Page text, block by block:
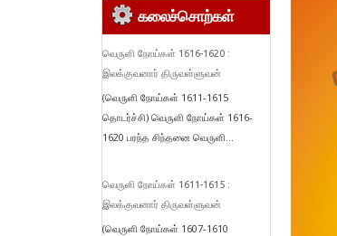
கலைச்சொற்கள்
வெருளி நோய்கள் 1616-1620 :
இலக்குவனார் திருவள்ளுவன்
(வெருளி நோய்கள் 1611-1615
தொடர்ச்சி) வெருளி நோய்கள் 1616-
1620 பரந்த சிந்தனை வெருளி...
வெருளி நோய்கள் 1611-1615 :
இலக்குவனார் திருவள்ளுவன்
(வெருளி நோய்கள் 1607-1610